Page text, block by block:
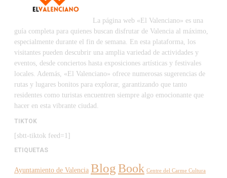
La página web «El Valenciano» es una
guía completa para quienes buscan disfrutar de Valencia al máximo,
especialmente durante el fin de semana. En esta plataforma, los
visitantes pueden descubrir una amplia variedad de actividades y
eventos, desde conciertos hasta exposiciones artísticas y festivales
locales. Además, «El Valenciano» ofrece numerosas sugerencias de
rutas y lugares bonitos para explorar, garantizando que tanto
residentes como turistas encuentren siempre algo emocionante que
hacer en esta vibrante ciudad.
TIKTOK
[sbtt-tiktok feed=1]
ETIQUETAS
Ayuntamiento de Valencia BlogBook Centre del Carme Cultura